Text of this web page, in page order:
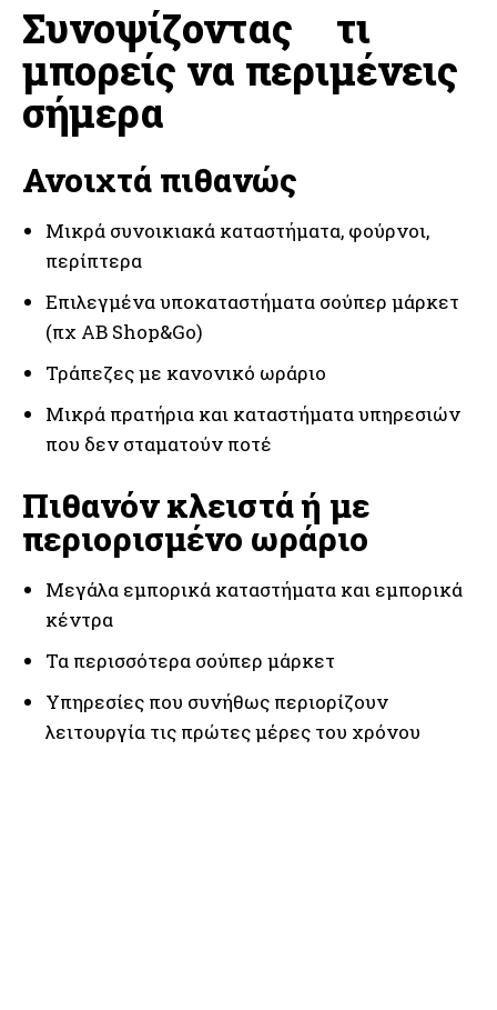
Συνοψίζοντας τι
μπορείς να περιμένεις
σήμερα
Ανοιχτά πιθανώς
Μικρά συνοικιακά καταστήματα, φούρνοι,
περίπτερα
Επιλεγμένα υποκαταστήματα σούπερ μάρκετ
(πχ AB Shop&Go)
Τράπεζες με κανονικό ωράριο
Μικρά πρατήρια και καταστήματα υπηρεσιών
που δεν σταματούν ποτέ
Πιθανόν κλειστά ή με
περιορισμένο ωράριο
Μεγάλα εμπορικά καταστήματα και εμπορικά
κέντρα
Τα περισσότερα σούπερ μάρκετ
Υπηρεσίες που συνήθως περιορίζουν
λειτουργία τις πρώτες μέρες του χρόνου